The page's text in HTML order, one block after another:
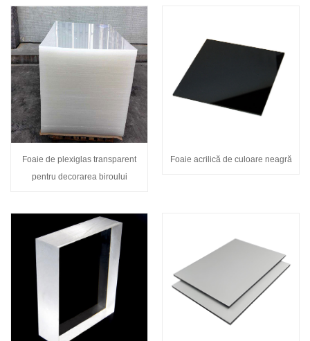
Foaie de plexiglas transparent
pentru decorarea biroului
Foaie acrilică de culoare neagră